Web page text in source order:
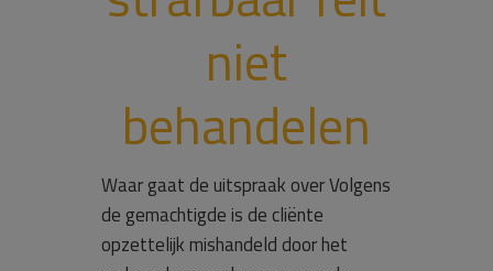
niet
behandelen
Waar gaat de uitspraak over Volgens
de gemachtigde is de cliënte
opzettelijk mishandeld door het